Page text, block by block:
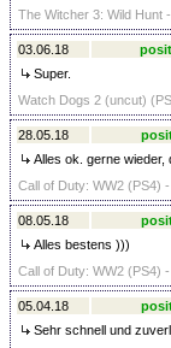
The Witcher 3: Wild Hunt
03.06.18
Super.
Watch Dogs 2 (uncut)
28.05.18
Alles ok. gerne wieder,
Call of Duty: WW2 (PS4)
08.05.18
Alles bestens )))
Call of Duty: WW2 (PS4)
05.04.18
Sehr schnell und